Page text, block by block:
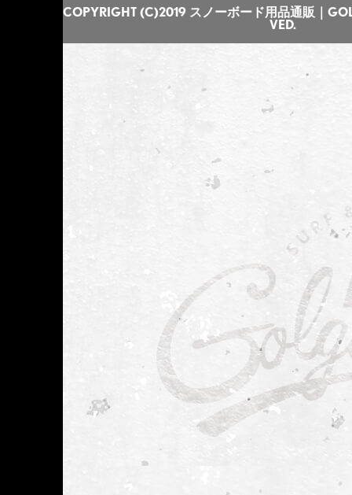
COPYRIGHT (C)2019 スノーボード用品通販｜
VED.